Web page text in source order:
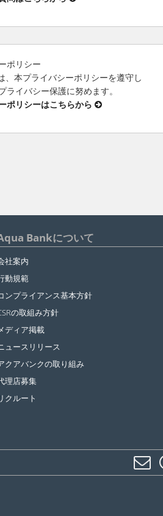
ポリシー
、本プライバシーポリシーを遵守し
ライバシー保護に努めます。
ポリシーはこちらから
Bankについて
社案内
動規範
ンプライアンス基本方針
の取組み方針
ディア掲載
ュースリリース
クアバンクの取り組み
理店募集
クルート